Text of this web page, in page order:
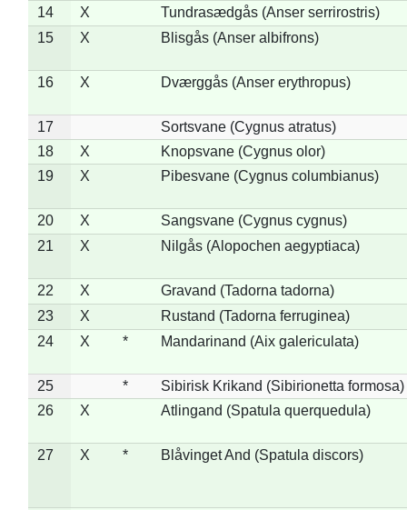
14
X
Tundrasædgås (Anser serrirostris)
15
X Blisgås (Anser albifrons)
16 X Dværggås (Anser erythropus)
17
Sortsvane (Cygnus atratus)
18
X
Knopsvane (Cygnus olor)
19
X Pibesvane (Cygnus columbianus)
20 X
Sangsvane (Cygnus cygnus)
21
X Nilgås (Alopochen aegyptiaca)
22 X
Gravand (Tadorna tadorna)
23
X
Rustand (Tadorna ferruginea)
24
X * Mandarinand (Aix galericulata)
25 *
Sibirisk Krikand (Sibirionetta formosa)
26
X Atlingand (Spatula querquedula)
27 X * Blåvinget And (Spatula discors)